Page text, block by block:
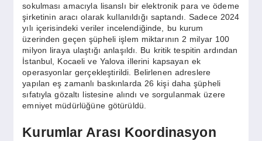
sokulması amacıyla lisanslı bir elektronik para ve ödeme
şirketinin aracı olarak kullanıldığı saptandı. Sadece 2024
yılı içerisindeki veriler incelendiğinde, bu kurum
üzerinden geçen şüpheli işlem miktarının 2 milyar 100
milyon liraya ulaştığı anlaşıldı. Bu kritik tespitin ardından
İstanbul, Kocaeli ve Yalova illerini kapsayan ek
operasyonlar gerçekleştirildi. Belirlenen adreslere
yapılan eş zamanlı baskınlarda 26 kişi daha şüpheli
sıfatıyla gözaltı listesine alındı ve sorgulanmak üzere
emniyet müdürlüğüne götürüldü.
Kurumlar Arası Koordinasyon